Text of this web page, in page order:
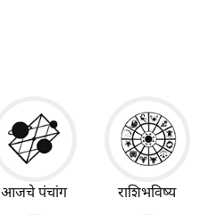
आजचे पंचांग राशिभविष्य